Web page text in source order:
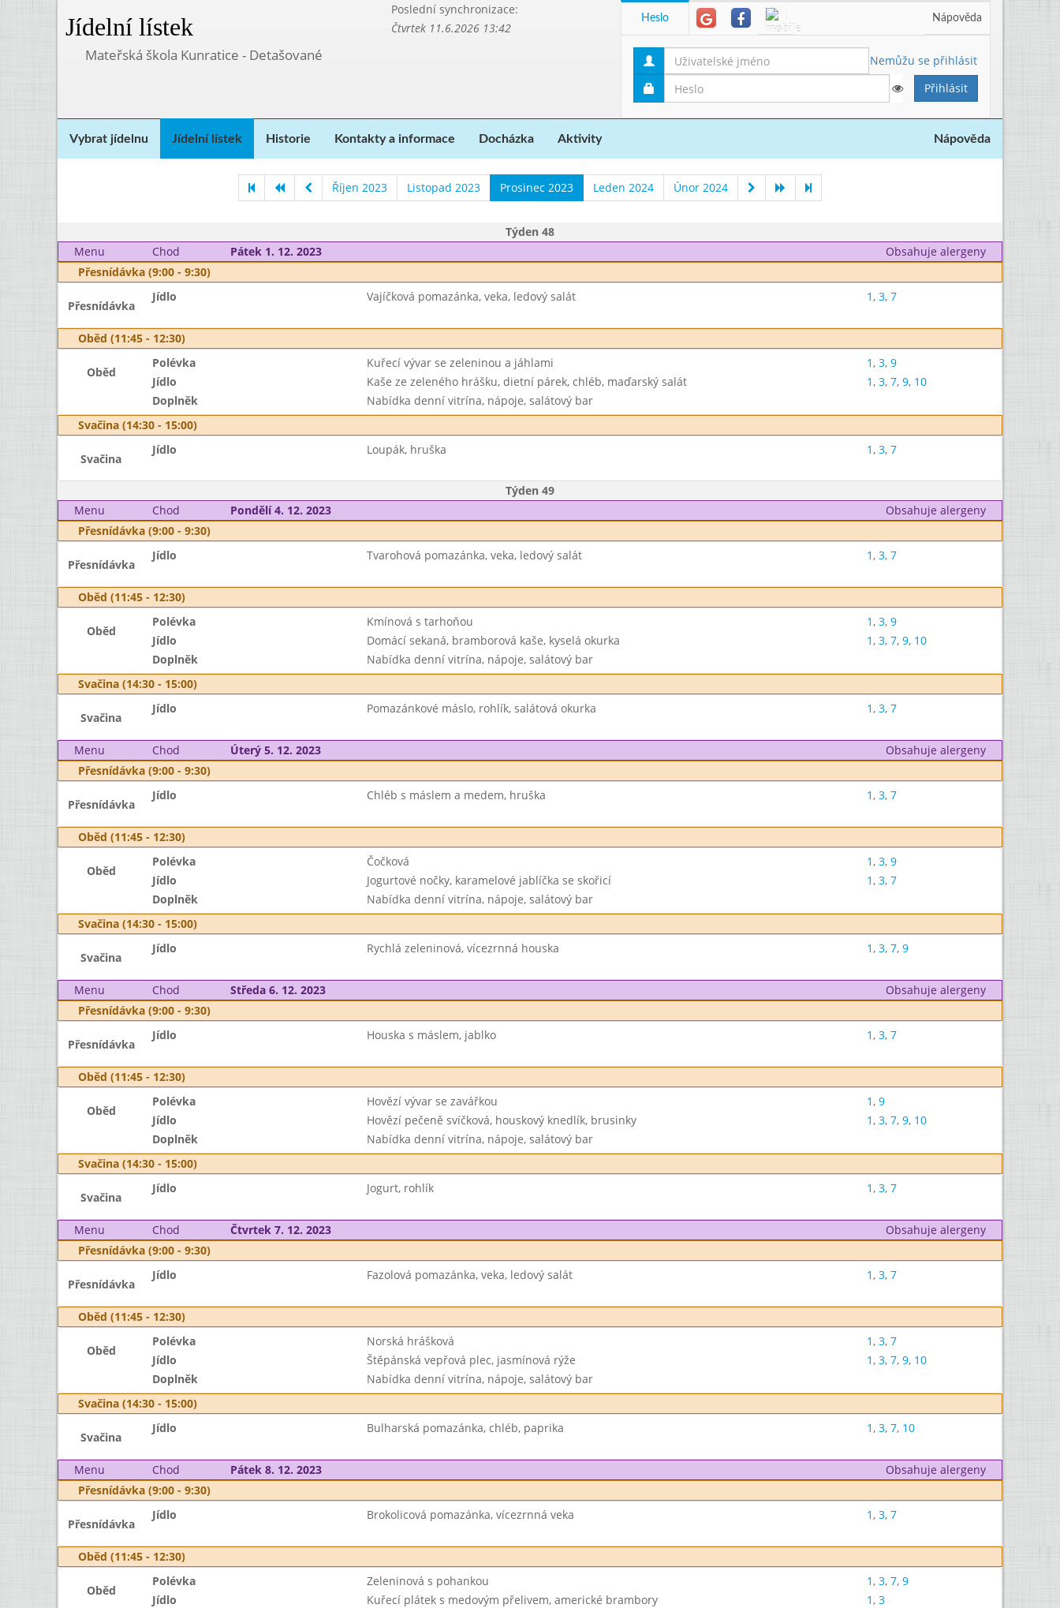
Jídelní lístek
Poslední synchronizace:
Čtvrtek 11.6.2026 13:42
Mateřská škola Kunratice - Detašované
Heslo Nápověda
Nemůžu se přihlásit
Vybrat jídelnu Jídelní lístek Historie Kontakty a informace Docházka Aktivity Nápověda
Říjen 2023 Listopad 2023 Prosinec 2023 Leden 2024 Únor 2024
Týden 48
Menu
Chod Pátek 1. 12. 2023
Obsahuje alergeny
Přesnídávka (9:00 - 9:30)
Přesnídávka
Jídlo Vajíčková pomazánka, veka, ledový salát 1, 3, 7
Oběd (11:45 - 12:30)
Oběd
Polévka Kuřecí vývar se zeleninou a jáhlami 1, 3, 9
Jídlo
Kaše ze zeleného hrášku, dietní párek, chléb, maďarský salát 1, 3, 7, 9, 10
Doplněk
Nabídka denní vitrína, nápoje, salátový bar
Svačina (14:30 - 15:00)
Svačina
Jídlo Loupák, hruška 1, 3, 7
Týden 49
Menu
Chod Pondělí 4. 12. 2023
Obsahuje alergeny
Přesnídávka (9:00 - 9:30)
Přesnídávka
Jídlo Tvarohová pomazánka, veka, ledový salát 1, 3, 7
Oběd (11:45 - 12:30)
Oběd
Polévka Kmínová s tarhoňou 1, 3, 9
Jídlo
Domácí sekaná, bramborová kaše, kyselá okurka 1, 3, 7, 9, 10
Doplněk
Nabídka denní vitrína, nápoje, salátový bar
Svačina (14:30 - 15:00)
Svačina
Jídlo Pomazánkové máslo, rohlík, salátová okurka 1, 3, 7
Menu Chod Úterý 5. 12. 2023
Obsahuje alergeny
Přesnídávka (9:00 - 9:30)
Přesnídávka
Jídlo Chléb s máslem a medem, hruška 1, 3, 7
Oběd (11:45 - 12:30)
Oběd
Polévka Čočková 1, 3, 9
Jídlo
Jogurtové nočky, karamelové jablíčka se skořicí 1, 3, 7
Doplněk
Nabídka denní vitrína, nápoje, salátový bar
Svačina (14:30 - 15:00)
Svačina
Jídlo Rychlá zeleninová, vícezrnná houska 1, 3, 7, 9
Menu Chod Středa 6. 12. 2023
Obsahuje alergeny
Přesnídávka (9:00 - 9:30)
Přesnídávka
Jídlo Houska s máslem, jablko 1, 3, 7
Oběd (11:45 - 12:30)
Oběd
Polévka Hovězí vývar se zavářkou 1, 9
Jídlo
Hovězí pečeně svíčková, houskový knedlík, brusinky 1, 3, 7, 9, 10
Doplněk
Nabídka denní vitrína, nápoje, salátový bar
Svačina (14:30 - 15:00)
Svačina
Jídlo Jogurt, rohlík 1, 3, 7
Menu Chod Čtvrtek 7. 12. 2023
Obsahuje alergeny
Přesnídávka (9:00 - 9:30)
Přesnídávka
Jídlo Fazolová pomazánka, veka, ledový salát 1, 3, 7
Oběd (11:45 - 12:30)
Oběd
Polévka Norská hrášková 1, 3, 7
Jídlo
Štěpánská vepřová plec, jasmínová rýže 1, 3, 7, 9, 10
Doplněk
Nabídka denní vitrína, nápoje, salátový bar
Svačina (14:30 - 15:00)
Svačina
Jídlo Bulharská pomazánka, chléb, paprika 1, 3, 7, 10
Menu Chod Pátek 8. 12. 2023
Obsahuje alergeny
Přesnídávka (9:00 - 9:30)
Přesnídávka
Jídlo Brokolicová pomazánka, vícezrnná veka 1, 3, 7
Oběd (11:45 - 12:30)
Oběd
Polévka Zeleninová s pohankou 1, 3, 7, 9
Jídlo
Kuřecí plátek s medovým přelivem, americké brambory 1, 3